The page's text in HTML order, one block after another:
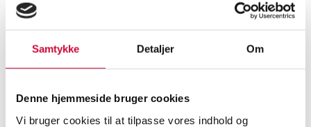
Samtykke Detaljer Om
Denne hjemmeside bruger cookies
Vi bruger cookies til at tilpasse vores indhold og
Auktionen er afsluttet
kt. guld med onyx